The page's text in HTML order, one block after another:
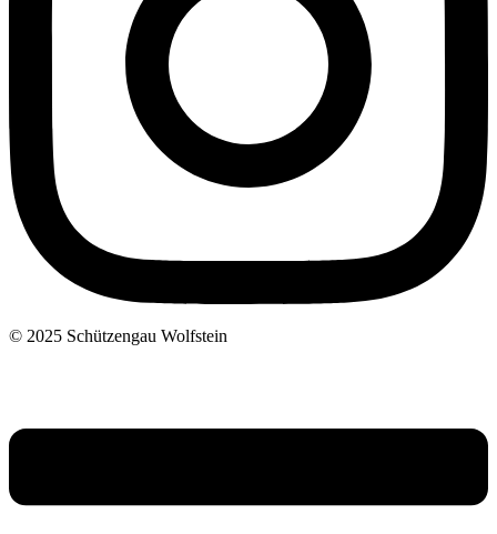
© 2025 Schützengau Wolfstein